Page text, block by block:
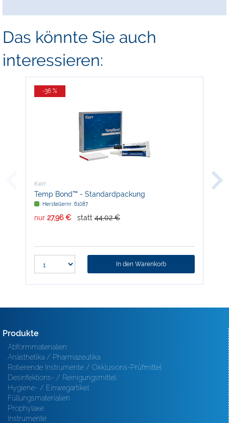
Das könnte Sie auch
interessieren:
-36 %
Kerr
Temp Bond™ - Standardpackung
Herstellernr: 61087
nur 27,96 € statt 44,02 €
In den Warenkorb
Kerr
Produkte
Abformmaterialien
Anästhetika / Pharmazeutika
Rotierende Instrumente / Okklusions-Prüfmittel
Desinfektions- / Reinigungsmittel
Hygiene- / Einwegartikel
Füllungsmaterialien
Prophylaxe
Instrumente